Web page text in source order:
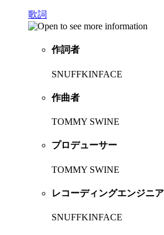
歌詞
作詞者
SNUFFKINFACE
作曲者
TOMMY SWINE
プロデューサー
TOMMY SWINE
レコーディングエンジニア
SNUFFKINFACE